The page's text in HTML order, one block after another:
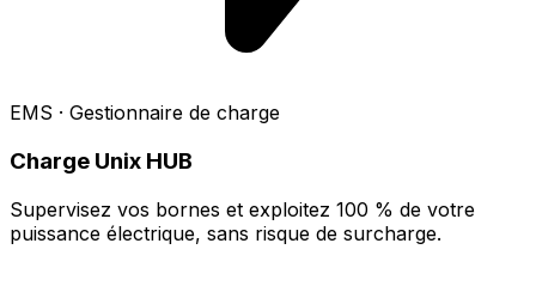
EMS · Gestionnaire de charge
Charge Unix HUB
Supervisez vos bornes et exploitez 100 % de votre
puissance électrique, sans risque de surcharge.